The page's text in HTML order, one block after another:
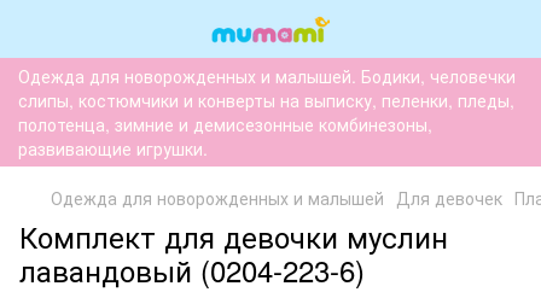
Одежда для новорожденных и малышей. Бодики, человечки
слипы, костюмчики и конверты на выписку, пеленки, пледы,
полотенца, зимние и демисезонные комбинезоны,
развивающие игрушки.
Одежда для новорожденных и малышей Для девочек
Комплект для девочки муслин
лавандовый (0204-223-6)